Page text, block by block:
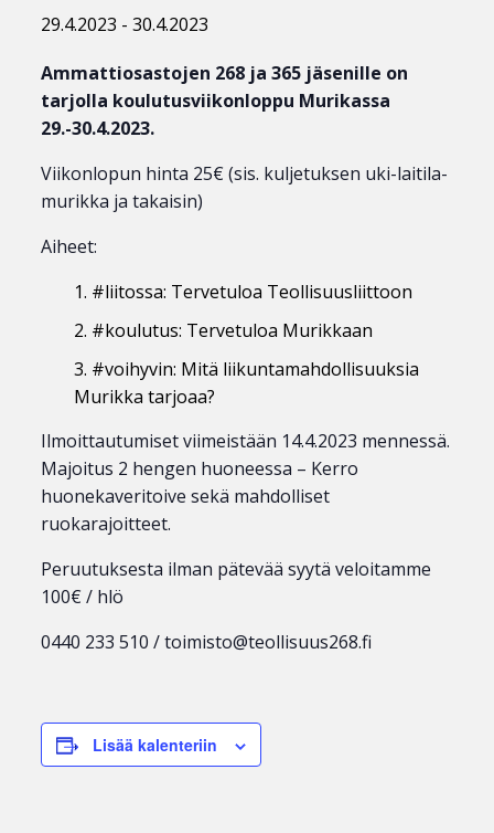
29.4.2023 - 30.4.2023
Ammattiosastojen 268 ja 365 jäsenille on
tarjolla koulutusviikonloppu Murikassa
29.-30.4.2023.
Viikonlopun hinta 25€ (sis. kuljetuksen uki-laitila-
murikka ja takaisin)
Aiheet:
#liitossa: Tervetuloa Teollisuusliittoon
#koulutus: Tervetuloa Murikkaan
#voihyvin: Mitä liikuntamahdollisuuksia
Murikka tarjoaa?
Ilmoittautumiset viimeistään 14.4.2023 mennessä.
Majoitus 2 hengen huoneessa – Kerro
huonekaveritoive sekä mahdolliset
ruokarajoitteet.
Peruutuksesta ilman pätevää syytä veloitamme
100€ / hlö
0440 233 510 / toimisto@teollisuus268.fi
Lisää kalenteriin